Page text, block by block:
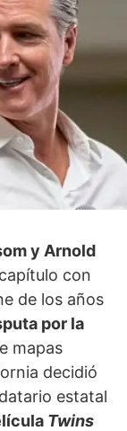
y Arnold
con
de los años
por la
mapas
decidió
estatal
Twins